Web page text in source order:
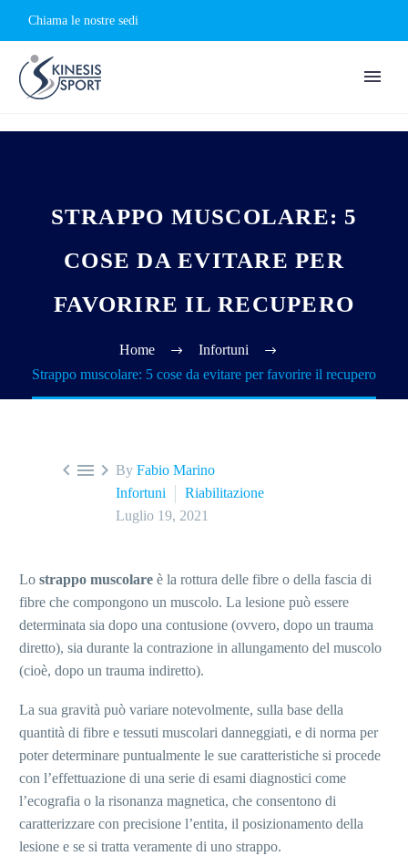
Chiama le nostre sedi
STRAPPO MUSCOLARE: 5
COSE DA EVITARE PER
FAVORIRE IL RECUPERO
Home
Infortuni
Strappo muscolare: 5 cose da evitare per favorire il recupero
   By Fabio Marino
Infortuni
Riabilitazione
Luglio 19, 2021
Lo strappo muscolare è la rottura delle fibre o della fascia di
fibre che compongono un muscolo. La lesione può essere
determinata sia dopo una contusione (ovvero, dopo un trauma
diretto), sia durante la contrazione in allungamento del muscolo
(cioè, dopo un trauma indiretto).
La sua gravità può variare notevolmente, sulla base della
quantità di fibre e tessuti muscolari danneggiati, e di norma per
poter determinare puntualmente le sue caratteristiche si procede
con l’effettuazione di una serie di esami diagnostici come
l’ecografia o la risonanza magnetica, che consentono di
caratterizzare con precisione l’entita, il posizionamento della
lesione e se si tratta veramente di uno strappo.